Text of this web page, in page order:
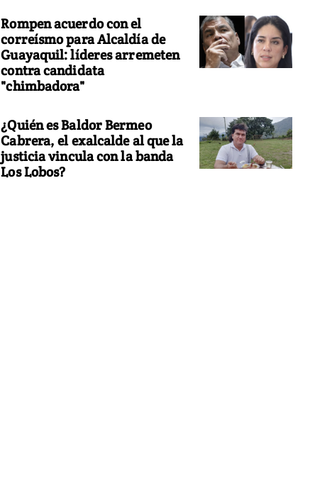
Rompen acuerdo con el
correísmo para Alcaldía de
Guayaquil: líderes arremeten
contra candidata
"chimbadora"
¿Quién es Baldor Bermeo
Cabrera, el exalcalde al que la
justicia vincula con la banda
Los Lobos?